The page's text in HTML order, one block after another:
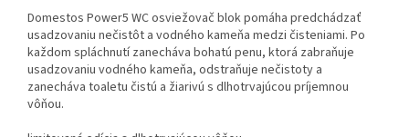
Domestos Power5 WC osviežovač blok pomáha predchádzať
usadzovaniu nečistôt a vodného kameňa medzi čisteniami. Po
každom spláchnutí zanecháva bohatú penu, ktorá zabraňuje
usadzovaniu vodného kameňa, odstraňuje nečistoty a
zanecháva toaletu čistú a žiarivú s dlhotrvajúcou príjemnou
vôňou.